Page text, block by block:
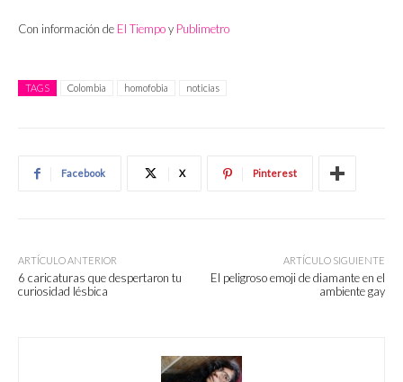
Con información de El Tiempoy Publimetro
TAGS Colombia homofobia noticias
Facebook X Pinterest
ARTÍCULO ANTERIOR
6 caricaturas que despertaron tu
curiosidad lésbica
ARTÍCULO SIGUIENTE
El peligroso emoji de diamante en el
ambiente gay